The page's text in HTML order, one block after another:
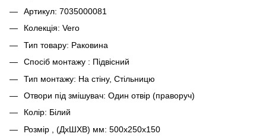
Артикул: 7035000081
Колекція: Vero
Тип товару: Раковина
Спосіб монтажу : Підвісний
Тип монтажу: На стіну, Стільницю
Отвори під змішувач: Один отвір (праворуч)
Колір: Білий
Розмір , (ДхШХВ) мм: 500x250х150